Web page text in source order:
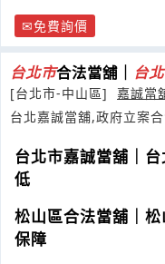
免費詢價
台北市合法當舖｜ 台
[台北市-中山區]
嘉誠當
台北嘉誠當舖,政府立案
台北市嘉誠當舖｜
低
松山區合法當舖｜
保障